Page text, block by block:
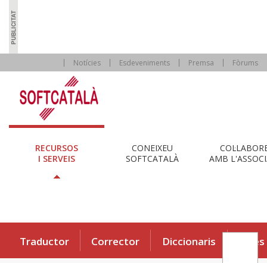
Notícies Esdeveniments Premsa Fòrums
RECURSOS
I SERVEIS
CONEIXEU
SOFTCATALÀ
AMB
Traductor Corrector Diccionaris Eines